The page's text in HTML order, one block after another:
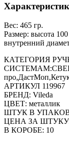
Вес: 465 гр.
Размер: высота
внутренний
КАТЕГОРИЯ
АРТИКУЛ 119967
БРЕНД: Vileda
ЦВЕТ: металлик
ШТУК В
ЦЕНА ЗА ШТУКУ:
В КОРОБЕ: 10